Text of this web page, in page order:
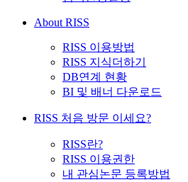
About RISS
RISS 이용방법
RISS 지식더하기
DB연계 현황
BI 및 배너 다운로드
RISS 처음 방문 이세요?
RISS란?
RISS 이용권한
내 관심논문 등록방법